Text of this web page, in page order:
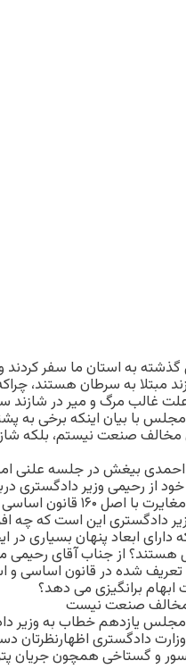
به استان ما سفر
مبتلا به سرطان هستند،
غالب مرگ و میر در شازند
مجلس با بیان اینکه برخی به
صنعت نیستم، بلکه
از رحیمی وزیر دادگستری
پرونده های قضایی که
دادگستری این است که چه
دارای ابعاد پنهان بسیاری
هستند؟ از جناب آقای
تعریف شده در قانون اساسی و
برانگیزی می دهد؟
مخالف صنعت نیست
مجلس یازدهم خطاب به وزیر
دادگستری اظهارنظرتان
و گستاخی همچون جریان